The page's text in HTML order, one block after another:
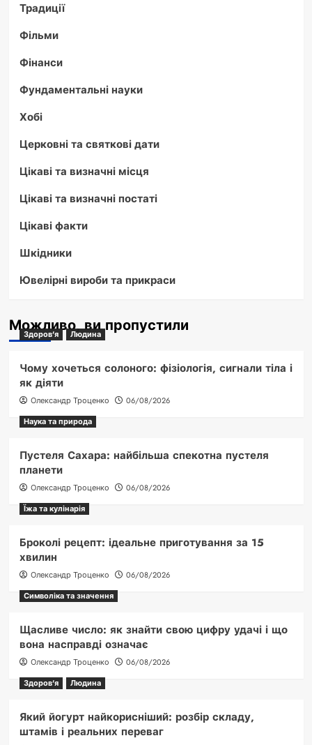
Традиції
Фільми
Фінанси
Фундаментальні науки
Хобі
Церковні та святкові дати
Цікаві та визначні місця
Цікаві та визначні постаті
Цікаві факти
Шкідники
Ювелірні вироби та прикраси
Можливо, ви пропустили
Здоров'я Людина
Чому хочеться солоного: фізіологія, сигнали тіла і
як діяти
Олександр Троценко
06/08/2026
Наука та природа
Пустеля Сахара: найбільша спекотна пустеля
планети
Олександр Троценко
06/08/2026
Їжа та кулінарія
Броколі рецепт: ідеальне приготування за 15
хвилин
Олександр Троценко
06/08/2026
Символіка та значення
Щасливе число: як знайти свою цифру удачі і що
вона насправді означає
Олександр Троценко
06/08/2026
Здоров'я
Людина
Який йогурт найкорисніший: розбір складу,
штамів і реальних переваг